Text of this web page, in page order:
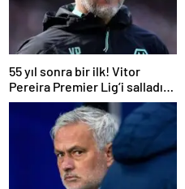
55 yıl sonra bir ilk! Vitor
Pereira Premier Lig’i salladı…